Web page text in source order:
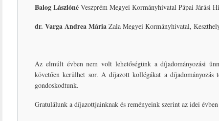
Balog Lászlóné Veszprém Megyei Kormányhivatal Pápai Járási
dr. Varga Andrea Mária Zala Megyei Kormányhivatal,
Az elmúlt évben nem volt lehetőségünk a díjadományozási
követően kerülhet sor. A díjazott kollégákat a
gondoskodtunk.
Gratulálunk a díjazottjainknak és reményeink szerint az idei